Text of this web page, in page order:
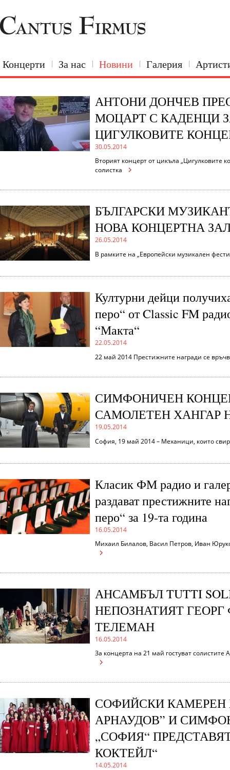
Концерти За нас Новини Галерия
АНТОНИ ДОНЧЕВ
МОЦАРТ С КАДЕНЦИ
ЦИГУЛКОВИТЕ
30.05.2014
Вторият концерт от цикъла „Цигулковите
солистка
БЪЛГАРСКИ
НОВА КОНЦЕРТНА
26.05.2014
В рамките на „Европейски музикален
Културни дейци
перо“ от Classic FM
“Макта“
22.05.2014
22 май 2014 Престижните награди се
СИМФОНИЧЕН
САМОЛЕТЕН ХАНГАР
19.05.2014
София, 19 май 2014 – Mеханици, които
Класик ФМ радио и
раздават престижните
перо“ за 19-та година
16.05.2014
Михаил Билалов, Васил Петров, Иван
АНСАМБЪЛ TUTTI
НЕПОЗНАТИЯТ
ТЕЛЕМАН
16.05.2014
За концерта на 21 май гостуват
СОФИЙСКИ КАМЕРЕН
АРНАУДОВ” И
„СОФИЯ“
КОКТЕЙЛ“
14.05.2014